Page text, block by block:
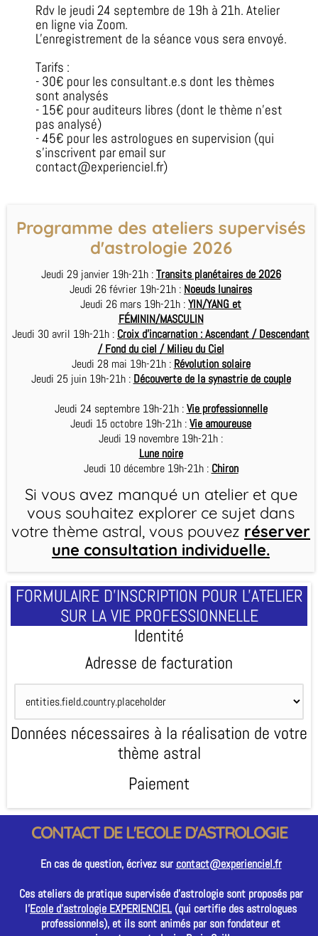
Rdv le jeudi 24 septembre de 19h à 21h. Atelier
en ligne via Zoom.
L'enregistrement de la séance vous sera envoyé.
Tarifs :
- 30€ pour les consultant.e.s dont les thèmes
sont analysés
- 15€ pour auditeurs libres (dont le thème n'est
pas analysé)
- 45€ pour les astrologues en supervision (qui
s'inscrivent par email sur
contact@experienciel.fr)
Programme des ateliers supervisés
d'astrologie 2026
Jeudi 29 janvier 19h-21h :Transits planétaires de 2026
Jeudi 26 février 19h-21h : Noeuds lunaires
Jeudi 26 mars 19h-21h :YIN/YANG et
FÉMININ/MASCULIN
Jeudi 30 avril 19h-21h : Croix d'incarnation : Ascendant / Descendant
/ Fond du ciel / Milieu du Ciel
Jeudi 28 mai 19h-21h : Révolution solaire
Jeudi 25 juin 19h-21h : Découverte de la synastrie de couple
Jeudi 24 septembre 19h-21h :Vie professionnelle
Jeudi 15 octobre 19h-21h :Vie amoureuse
Jeudi 19 novembre 19h-21h :
Lune noire
Jeudi 10 décembre 19h-21h : Chiron
Si vous avez manqué un atelier et que
vous souhaitez explorer ce sujet dans
votre thème astral, vous pouvez réserver
une consultation individuelle.
FORMULAIRE D'INSCRIPTION POUR L'ATELIER
SUR LA VIE PROFESSIONNELLE
Identité
Adresse de facturation
Données nécessaires à la réalisation de votre
thème astral
Paiement
CONTACT DE L'ECOLE D'ASTROLOGIE
En cas de question, écrivez sur contact@experienciel.fr
Ces ateliers de pratique supervisée d'astrologie sont proposés par
l'Ecole d'astrologie EXPERIENCIEL (qui certifie des astrologues
professionnels), et ils sont animés par son fondateur et